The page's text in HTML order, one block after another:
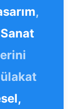
,
Sanat